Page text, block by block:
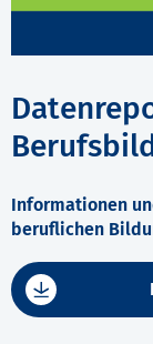
Informationen
beruflichen